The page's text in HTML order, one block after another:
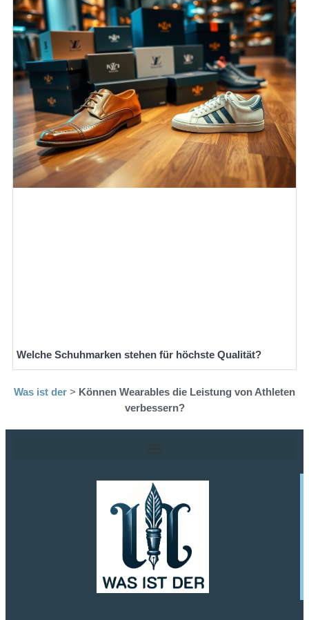
Welche Schuhmarken stehen für höchste Qualität?
Was ist der > Können Wearables die Leistung von Athleten
verbessern?